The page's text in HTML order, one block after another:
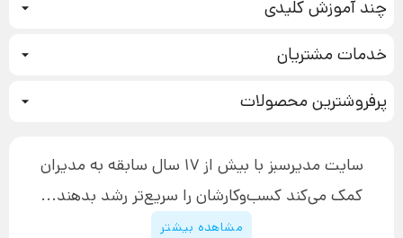
چند آموزش کلیدی
بازاریابی عصبی
تبلیغ نویسی
افزایش عملکرد
چگونه کتاب بنویسیم
دوره اینستاگرام
خدمات مشتریان
آموزش دسترسی به دانلود فایل‌ها
پیگیری سفارش
پشتیبانی
قوانین و مقررات سایت
پرفروشترین محصولاتدوره جدید سیستم سازی
سایت مدیرسبز با بیش از 17 سال سابقه به مدیران
کمک می‌کند کسب‌و‌کارشان را سریع‌تر رشد بدهند...
مشاهده بیشتر